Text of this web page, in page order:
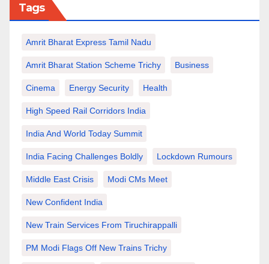
Tags
Amrit Bharat Express Tamil Nadu
Amrit Bharat Station Scheme Trichy Business
Cinema Energy Security Health
High Speed Rail Corridors India
India And World Today Summit
India Facing Challenges Boldly Lockdown Rumours
Middle East Crisis Modi CMs Meet
New Confident India
New Train Services From Tiruchirappalli
PM Modi Flags Off New Trains Trichy